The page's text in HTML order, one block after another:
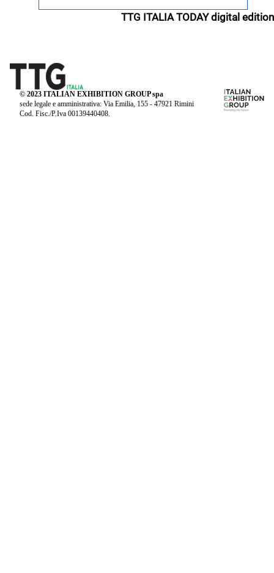
TTG ITALIA TODAY digital edition
© 2023 ITALIAN EXHIBITION GROUP spa
sede legale e amministrativa: Via Emilia, 155 - 47921 Rimini
Cod. Fisc./P.Iva 00139440408.